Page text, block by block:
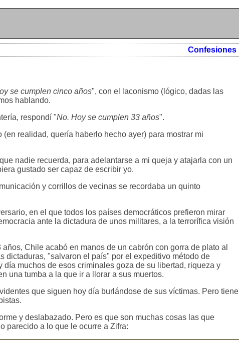
Confesiones
se cumplen cinco años", con el laconismo (lógico, dadas las
hablando.
respondí "No. Hoy se cumplen 33 años".
realidad, quería haberlo hecho ayer) para mostrar mi
nadie recuerda, para adelantarse a mi queja y atajarla con un
gustado ser capaz de escribir yo.
y corrillos de vecinas se recordaba un quinto
en el que todos los países democráticos prefieron mirar
ante la dictadura de unos militares, a la terrorífica visión
Chile acabó en manos de un cabrón con gorra de plato al
dictaduras, "salvaron el país" por el expeditivo método de
muchos de esos criminales goza de su libertad, riqueza y
una tumba a la que ir a llorar a sus muertos.
que siguen hoy día burlándose de sus víctimas. Pero tiene
y deslabazado. Pero es que son muchas cosas las que
parecido a lo que le ocurre a Zifra: